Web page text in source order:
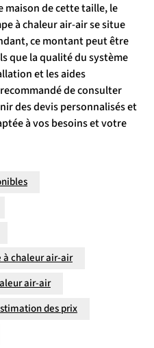
maison de cette taille, le
à chaleur air-air se situe
ce montant peut être
que la qualité du système
et les aides
de consulter
des devis personnalisés et
à vos besoins et votre
chaleur air-air
air-air
des prix